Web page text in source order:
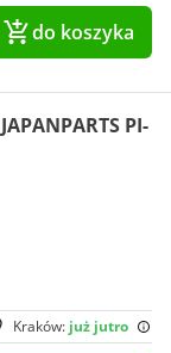
do koszyka
PI-
Kraków: już jutro